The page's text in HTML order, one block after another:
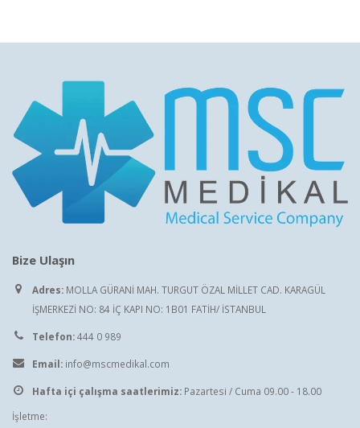
Bize Ulaşın
Adres: MOLLA GÜRANİ MAH. TURGUT ÖZAL MİLLET CAD. KARAGÜL
İŞMERKEZİ NO: 84 İÇ KAPI NO: 1B01 FATİH/ İSTANBUL
Telefon:444 0 989
Email: info@mscmedikal.com
Hafta içi çalışma saatlerimiz: Pazartesi / Cuma 09.00 - 18.00
İşletme: